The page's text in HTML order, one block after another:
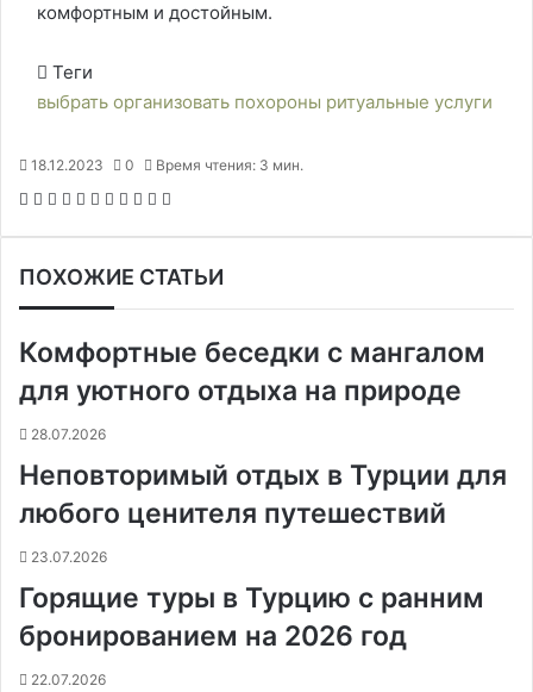
комфортным и достойным.
Теги
выбрать организовать похороны ритуальные услуги
18.12.2023 0 Время чтения: 3 мин.
F
e
o
X P
t
e
t
В
н
к
т
е
О
о
а
с
к
M
s
g
e
r
M
s
g
r
W
p
T
e
a
V
eа
т
ПОХОЖИЕ СТАТЬИ
Комфортные беседки с мангалом
для уютного отдыха на природе
28.07.2026
Неповторимый отдых в Турции для
любого ценителя путешествий
23.07.2026
Горящие туры в Турцию с ранним
бронированием на 2026 год
22.07.2026